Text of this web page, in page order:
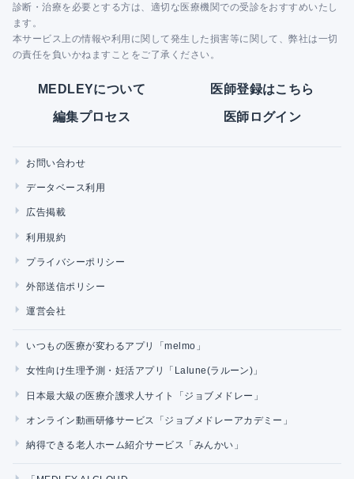
診断・治療を必要とする方は、適切な医療機関での受診をおすすめいたし
ます。
本サービス上の情報や利用に関して発生した損害等に関して、弊社は一切
の責任を負いかねますことをご了承ください。
MEDLEYについて 医師登録はこちら
編集プロセス 医師ログイン
お問い合わせ
データベース利用
広告掲載
利用規約
プライバシーポリシー
外部送信ポリシー
運営会社
いつもの医療が変わるアプリ「melmo」
女性向け生理予測・妊活アプリ「Lalune(ラルーン)」
日本最大級の医療介護求人サイト「ジョブメドレー」
オンライン動画研修サービス「ジョブメドレーアカデミー」
納得できる老人ホーム紹介サービス「みんかい」